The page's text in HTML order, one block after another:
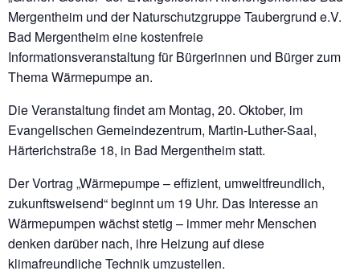
Mergentheim und der Naturschutzgruppe Taubergrund e.V.
Bad Mergentheim eine kostenfreie
Informationsveranstaltung für Bürgerinnen und Bürger zum
Thema Wärmepumpe an.
Die Veranstaltung findet am Montag, 20. Oktober, im
Evangelischen Gemeindezentrum, Martin-Luther-Saal,
Härterichstraße 18, in Bad Mergentheim statt.
Der Vortrag „Wärmepumpe – effizient, umweltfreundlich,
zukunftsweisend“ beginnt um 19 Uhr. Das Interesse an
Wärmepumpen wächst stetig – immer mehr Menschen
denken darüber nach, ihre Heizung auf diese
klimafreundliche Technik umzustellen.